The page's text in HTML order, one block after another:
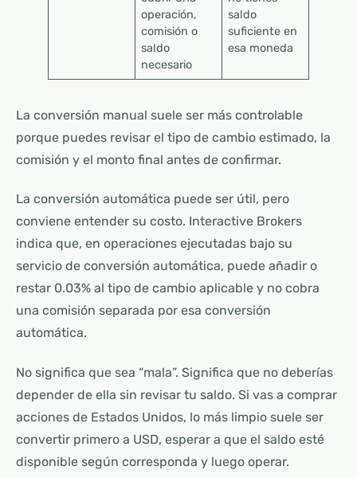
operación,
comisión o
saldo
necesario
saldo
suficiente en
esa moneda
La conversión manual suele ser más controlable
porque puedes revisar el tipo de cambio estimado, la
comisión y el monto final antes de confirmar.
La conversión automática puede ser útil, pero
conviene entender su costo. Interactive Brokers
indica que, en operaciones ejecutadas bajo su
servicio de conversión automática, puede añadir o
restar 0.03% al tipo de cambio aplicable y no cobra
una comisión separada por esa conversión
automática.
No significa que sea “mala”. Significa que no deberías
depender de ella sin revisar tu saldo. Si vas a comprar
acciones de Estados Unidos, lo más limpio suele ser
convertir primero a USD, esperar a que el saldo esté
disponible según corresponda y luego operar.